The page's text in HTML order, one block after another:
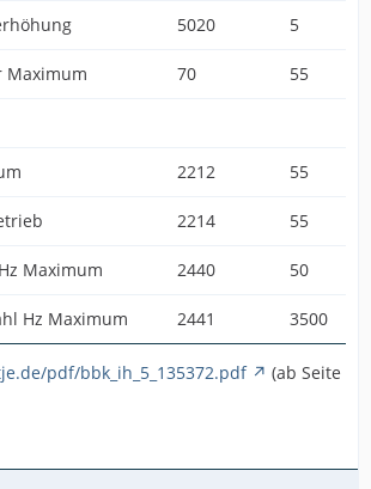
5020 5
Maximum 70 55
2212 55
2214 55
Maximum 2440 50
Hz Maximum 2441 3500
pdf/bbk_ih_5_135372.pdf
(ab Seite